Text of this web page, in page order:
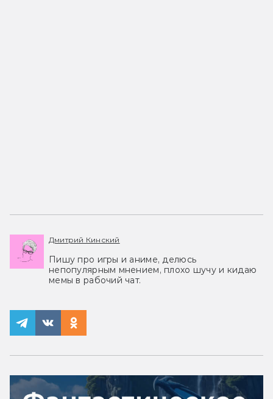
Дмитрий Кинский
Пишу про игры и аниме, делюсь
непопулярным мнением, плохо шучу и кидаю
мемы в рабочий чат.